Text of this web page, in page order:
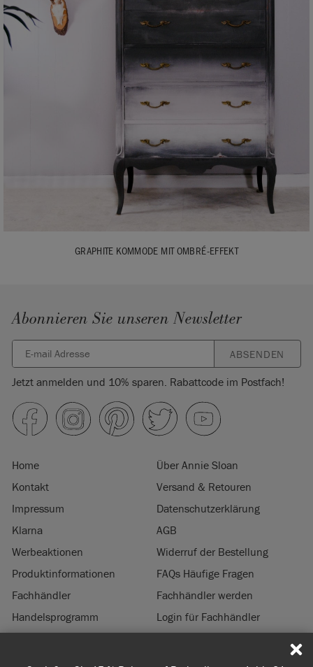
GRAPHITE KOMMODE MIT OMBRÉ-EFFEKT
Abonnieren Sie unseren Newsletter
ABSENDEN
Jetzt anmelden und 10% sparen. Rabattcode im Postfach!
Home
Über Annie Sloan
Kontakt
Versand & Retouren
Impressum
Datenschutzerklärung
Klarna
AGB
Werbeaktionen
Widerruf der Bestellung
Produktinformationen
FAQs Häufige Fragen
Fachhändler
Fachhändler werden
Handelsprogramm
Login für Fachhändler